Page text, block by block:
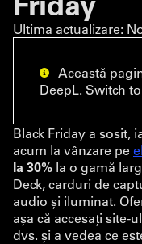
Ultima actualizare:
Această
DeepL. Switch to
Black Friday a sosit,
acum la vânzare pe
la 30% la o gamă
Deck, carduri de
audio și iluminat.
așa că accesați site-
dvs. și a vedea ce